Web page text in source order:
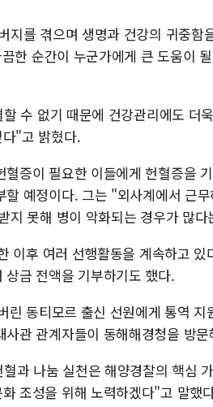
지를 겪으며 생명과 건강의 귀중함
한 순간이 누군가에게 큰 도움이
수 없기 때문에 건강관리에도 더
"고 밝혔다.
증이 필요한 이들에게 헌혈증을
예정이다. 그는 "외사계에서 근
지 못해 병이 악화되는 경우가 많
이후 여러 선행활동을 계속하고
금 전액을 기부하기도 했다.
린 동티모르 출신 선원에게 통역
관 관계자들이 동해해경청을 방
과 나눔 실천은 해양경찰의 핵심
조성을 위해 노력하겠다"고 말했